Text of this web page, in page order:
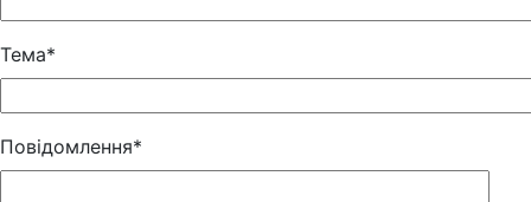
Тема*
Повідомлення*